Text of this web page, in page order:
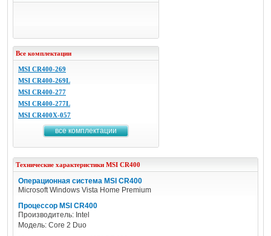
Все комплектации
MSI CR400-269
MSI CR400-269L
MSI CR400-277
MSI CR400-277L
MSI CR400X-057
все комплектации
Технические характеристики MSI CR400
Операционная система MSI CR400
Microsoft Windows Vista Home Premium
Процессор MSI CR400
Производитель: Intel
Модель: Core 2 Duo